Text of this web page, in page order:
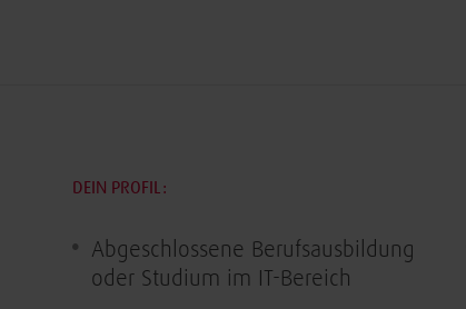
DEIN PROFIL:
Abgeschlossene Berufsausbildung
oder Studium im IT-Bereich